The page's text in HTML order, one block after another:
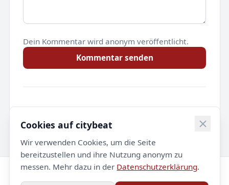
Dein Kommentar wird anonym veröffentlicht.
Kommentar senden
Noch keine Kommentare.
© 2026 citybeat. Alle Rechte vorbehalten.
Cookies auf citybeat
Wir verwenden Cookies, um die Seite
bereitzustellen und ihre Nutzung anonym zu
messen. Mehr dazu in der Datenschutzerklärung.